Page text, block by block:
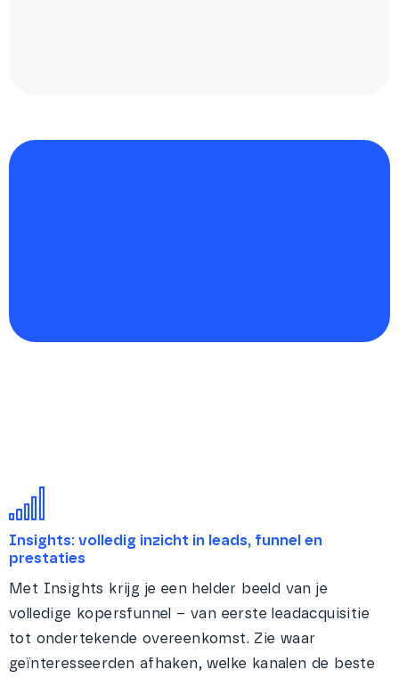
Insights: volledig inzicht in leads, funnel en
prestaties
Met Insights krijg je een helder beeld van je
volledige kopersfunnel – van eerste leadacquisitie
tot ondertekende overeenkomst. Zie waar
geïnteresseerden afhaken, welke kanalen de beste